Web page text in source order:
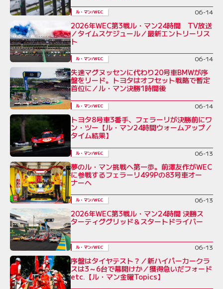
ル・マン/WEC 06-14
2026年WEC第3戦ル・マン24時間 TV放送
／タイムスケジュール／最新エントリーリス
ト
ル・マン/WEC 06-14
失速マグヌッセンに代わり20号車BMWが序
盤をリード。トヨタはオフセット戦略で暫定
首位に／ル・マン決勝1時間後
ル・マン/WEC 06-14
トヨタ8号車3番手、フェラーリが決勝前にワ
ン・ツー【ル・マン24時間ウォームアップ／
タイム結果】
ル・マン/WEC 06-13
夢のル・マン挑戦へ第一歩。前澤友作がWEC
に参戦するフェラーリ499Pの83号車オー
ナーへ
ル・マン/WEC 06-13
2026年WEC第3戦ル・マン24時間 決勝ス
ターティググリッド＆スタートドライバー
ル・マン/WEC 06-13
序盤はタイヤテスト？／新ハイパーカークラ
スは3～6台で幕開けか／獲得急いだフォード
etc.【ル・マン金曜Topics】